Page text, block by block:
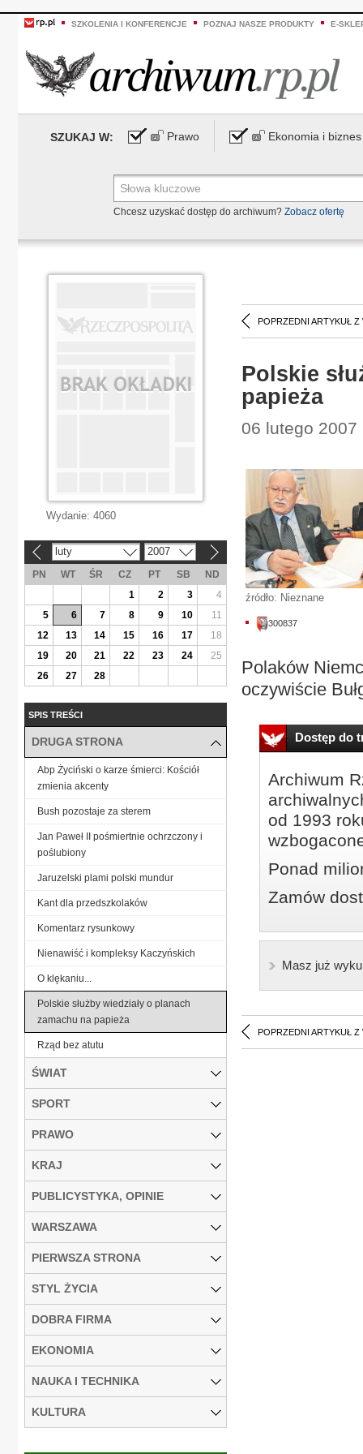
SZKOLENIA I KONFERENCJE POZNAJ NASZE PRODUKTY E-
SZUKAJ W: Prawo Ekonomia i biznes
Chcesz uzyskać dostęp do archiwum? Zobacz ofertę
POPRZEDNI ARTYKUŁ Z
Polskie
papieża
06 lutego 2007
źródło: Nieznane
300837
Polaków
oczywiście
Dostęp do
Archiwum
od 1993
Ponad
Zamów
Masz już
POPRZEDNI ARTYKUŁ Z
Wydanie: 4060
luty 2007
PN WT ŚR CZ PT SB
ND
1
2 3
4
5
6 7 8 9 10
11
12
13 14 15 16 17
18
19
20 21 22 23 24
25
26
27 28
SPIS TREŚCI
DRUGA STRONA
Abp Życiński o karze śmierci: Kościół
zmienia akcenty
Bush pozostaje za sterem
Jan Paweł II pośmiertnie ochrzczony i
poślubiony
Jaruzelski plami polski mundur
Kant dla przedszkolaków
Komentarz rysunkowy
Nienawiść i kompleksy Kaczyńskich
O klękaniu...
Polskie służby wiedziały o planach
zamachu na papieża
Rząd bez atutu
ŚWIAT
SPORT
PRAWO
KRAJ
PUBLICYSTYKA, OPINIE
WARSZAWA
PIERWSZA STRONA
STYL ŻYCIA
DOBRA FIRMA
EKONOMIA
NAUKA I TECHNIKA
KULTURA